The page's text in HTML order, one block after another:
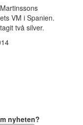
VM i Spanien.
två silver.
nyheten?